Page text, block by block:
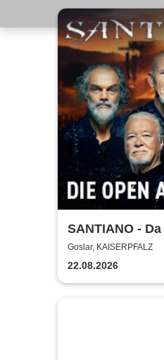
SANTIANO -
was zusammen
2026
Goslar, KAISERPFALZ
22.08.2026